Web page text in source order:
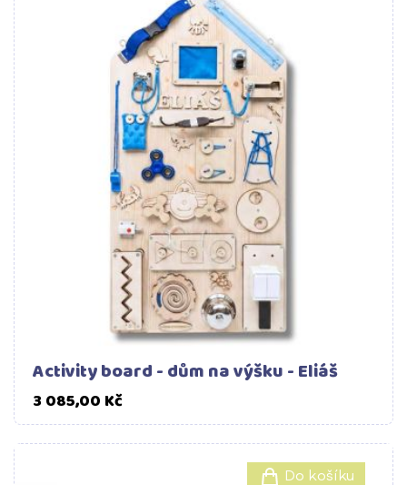
Activity board - dům na výšku - Eliáš
3 085,00 KčCena
Do košíku